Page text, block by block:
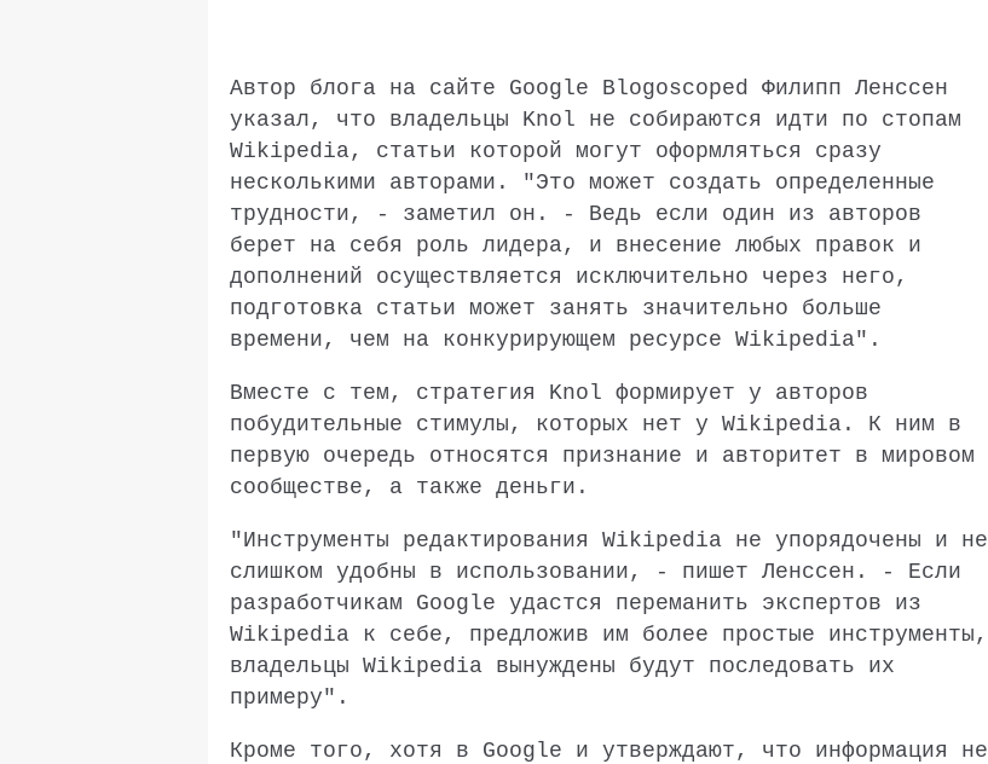
Автор блога на сайте Google Blogoscoped Филипп Ленссен
указал, что владельцы Knol не собираются идти по стопам
Wikipedia, статьи которой могут оформляться сразу
несколькими авторами. "Это может создать определенные
трудности, - заметил он. - Ведь если один из авторов
берет на себя роль лидера, и внесение любых правок и
дополнений осуществляется исключительно через него,
подготовка статьи может занять значительно больше
времени, чем на конкурирующем ресурсе Wikipedia".
Вместе с тем, стратегия Knol формирует у авторов
побудительные стимулы, которых нет у Wikipedia . К ним в
первую очередь относятся признание и авторитет в мировом
сообществе, а также деньги.
"Инструменты редактирования Wikipedia не упорядочены и не
слишком удобны в использовании, - пишет Ленссен. - Если
разработчикам Google удастся переманить экспертов из
Wikipedia к себе, предложив им более простые инструменты,
владельцы Wikipedia вынуждены будут последовать их
примеру".
Кроме того, хотя в Google и утверждают, что информация не